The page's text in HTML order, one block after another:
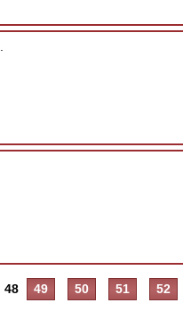
48 49 50 51 52